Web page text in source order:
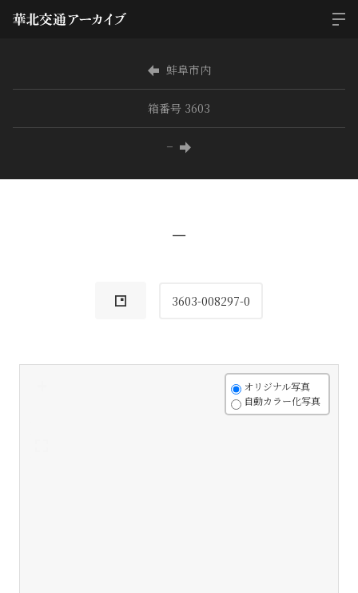
蚌阜市内
箱番号 3603
−
−
3603-008297-0
オリジナル写真
自動カラー化写真